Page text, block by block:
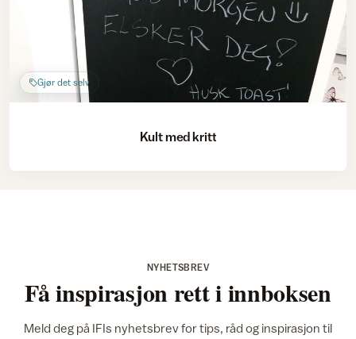
Gjør det selv
Kult med kritt
NYHETSBREV
Få inspirasjon rett i innboksen
Meld deg på IFIs nyhetsbrev for tips, råd og inspirasjon til